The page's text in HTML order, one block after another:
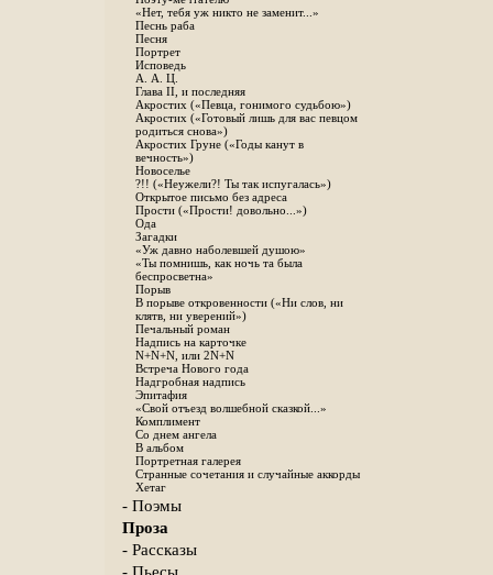
«Нет, тебя уж никто не заменит...»
Песнь раба
Песня
Портрет
Исповедь
А. А. Ц.
Глава II, и последняя
Акростих («Певца, гонимого судьбою»)
Акростих («Готовый лишь для вас певцом
родиться снова»)
Акростих Груне («Годы канут в
вечность»)
Новоселье
?!! («Неужели?! Ты так испугалась»)
Открытое письмо без адреса
Прости («Прости! довольно...»)
Ода
Загадки
«Уж давно наболевшей душою»
«Ты помнишь, как ночь та была
беспросветна»
Порыв
В порыве откровенности («Ни слов, ни
клятв, ни уверений»)
Печальный роман
Надпись на карточке
N+N+N, или 2N+N
Встреча Нового года
Надгробная надпись
Эпитафия
«Свой отъезд волшебной сказкой...»
Комплимент
Со днем ангела
В альбом
Портретная галерея
Странные сочетания и случайные аккорды
Хетаг
- Поэмы
Проза
- Рассказы